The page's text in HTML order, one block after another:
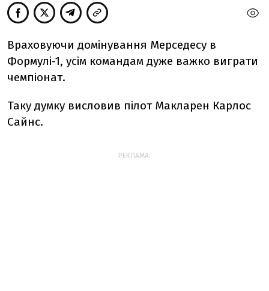
Враховуючи домінування Мерседесу в
Формулі-1, усім командам дуже важко виграти
чемпіонат.
Таку думку висловив пілот Макларен Карлос
Сайнс.
РЕКЛАМА: